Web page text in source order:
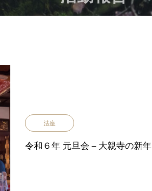
法座
令和６年 元旦会 – 大親寺の新年